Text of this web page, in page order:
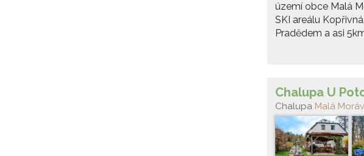
území obce Malá
SKI areálu
Pradědem a asi
Chalupa U
Chalupa Malá